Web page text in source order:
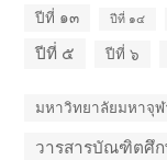
ปีที่ ๑๓
ปีที่ ๑๔
ปีที่ ๕ ปีที่ ๖
มหาวิทยาลัยมหาจุ
วารสารบัณฑิตศึ